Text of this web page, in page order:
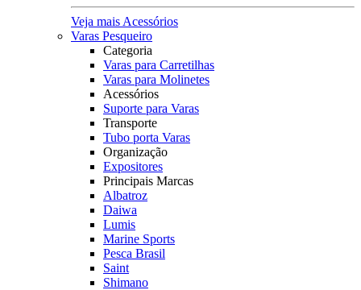
Veja mais Acessórios
Varas Pesqueiro
Categoria
Varas para Carretilhas
Varas para Molinetes
Acessórios
Suporte para Varas
Transporte
Tubo porta Varas
Organização
Expositores
Principais Marcas
Albatroz
Daiwa
Lumis
Marine Sports
Pesca Brasil
Saint
Shimano